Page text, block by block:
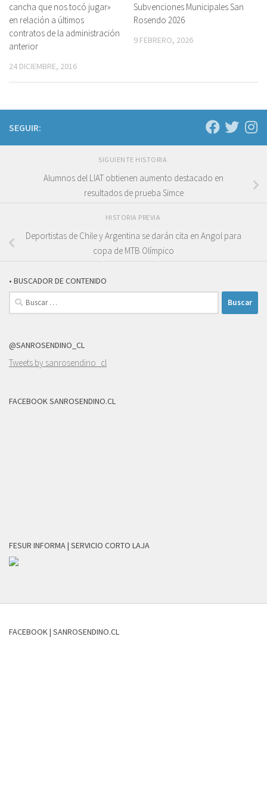
cancha que nos tocó jugar»
en relación a últimos
contratos de la administración
anterior
24 DICIEMBRE, 2016
Subvenciones Municipales San
Rosendo 2026
9 FEBRERO, 2026
SEGUIR:
SIGUIENTE HISTORIA
Alumnos del LIAT obtienen aumento destacado en
resultados de prueba Simce
HISTORIA PREVIA
Deportistas de Chile y Argentina se darán cita en Angol para
copa de MTB Olímpico
• BUSCADOR DE CONTENIDO
Buscar:
@SANROSENDINO_CL
Tweets by sanrosendino_cl
FACEBOOK SANROSENDINO.CL
FESUR INFORMA | SERVICIO CORTO LAJA
FACEBOOK | SANROSENDINO.CL